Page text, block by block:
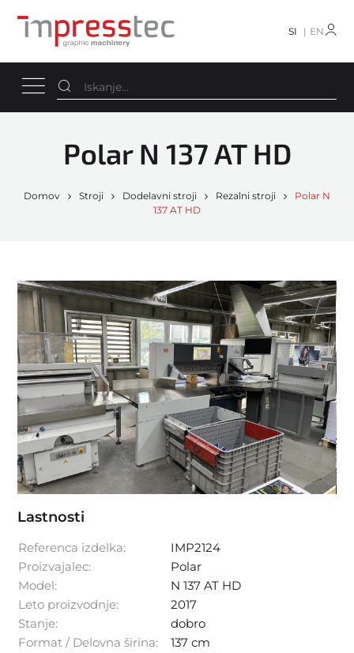
SI EN
Polar N 137 AT HD
Domov Stroji Dodelavni stroji Rezalni stroji
Polar N
137 AT HD
Lastnosti
Referenca izdelka:
IMP2124
Proizvajalec:
Polar
Model:
N 137 AT HD
Leto proizvodnje:
2017
Stanje:
dobro
Format / Delovna širina:
137 cm